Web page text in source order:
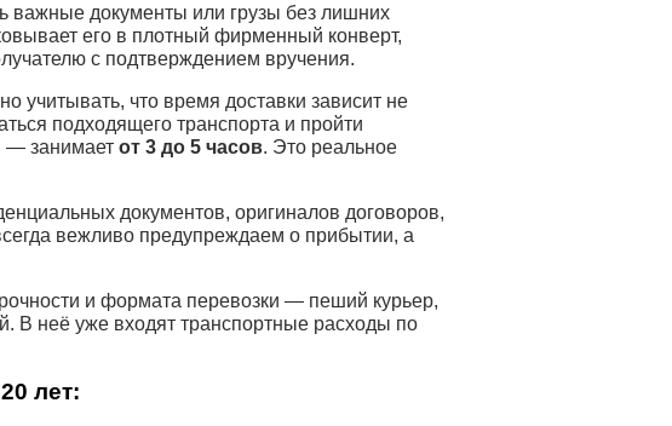
важные документы или грузы без лишних
его в плотный фирменный конверт,
с подтверждением вручения.
учитывать, что время доставки зависит не
подходящего транспорта и пройти
— занимает от 3 до 5 часов. Это реальное
документов, оригиналов договоров,
вежливо предупреждаем о прибытии, а
и формата перевозки — пеший курьер,
В неё уже входят транспортные расходы по
лет: